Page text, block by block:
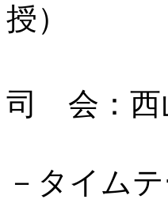
授）
若月
司 会：西
－タイム